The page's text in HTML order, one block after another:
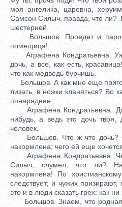
моя ангелика, царевна,
Самсон Силыч, правда, что ли?
шестерней.
Большов. Проедет и
помещица!
Аграфена Кондратьевна. Уж
дочь, а все, как есть,
что как медведь бурчишь.
Большов. А как мне еще
лизать, в ножки кланяться? Во
понаряднее.
Аграфена Кондратьевна. Да
нибудь, а ведь это дочь твоя,
человек.
Большов. Что ж что дочь?
накормлена; чего ей еще
Аграфена Кондратьевна.
Силыч, очумел, что ли?
накормлена! По
следствует; и чужих
это и в люди сказать грех: как
Большов. Знаем, что